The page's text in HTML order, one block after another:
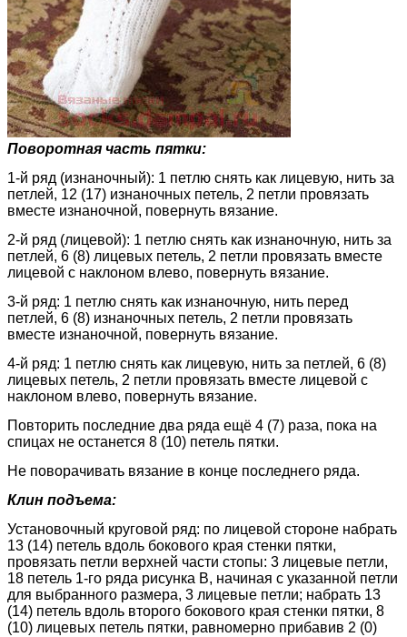
Поворотная часть пятки:
1-й ряд (изнаночный): 1 петлю снять как лицевую, нить за
петлей, 12 (17) изнаночных петель, 2 петли провязать
вместе изнаночной, повернуть вязание.
2-й ряд (лицевой): 1 петлю снять как изнаночную, нить за
петлей, 6 (8) лицевых петель, 2 петли провязать вместе
лицевой с наклоном влево, повернуть вязание.
3-й ряд: 1 петлю снять как изнаночную, нить перед
петлей, 6 (8) изнаночных петель, 2 петли провязать
вместе изнаночной, повернуть вязание.
4-й ряд: 1 петлю снять как лицевую, нить за петлей, 6 (8)
лицевых петель, 2 петли провязать вместе лицевой с
наклоном влево, повернуть вязание.
Повторить последние два ряда ещё 4 (7) раза, пока на
спицах не останется 8 (10) петель пятки.
Не поворачивать вязание в конце последнего ряда.
Клин подъема:
Установочный круговой ряд: по лицевой стороне набрать
13 (14) петель вдоль бокового края стенки пятки,
провязать петли верхней части стопы: 3 лицевые петли,
18 петель 1-го ряда рисунка В, начиная с указанной петли
для выбранного размера, 3 лицевые петли; набрать 13
(14) петель вдоль второго бокового края стенки пятки, 8
(10) лицевых петель пятки, равномерно прибавив 2 (0)